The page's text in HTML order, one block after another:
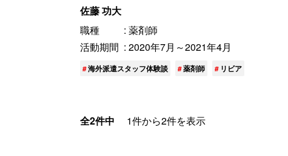
佐藤 功大
職種
薬剤師
活動期間
2020年7月～2021年4月
海外派遣スタッフ体験談 薬剤師 リビア
全2件中 1件から2件を表示